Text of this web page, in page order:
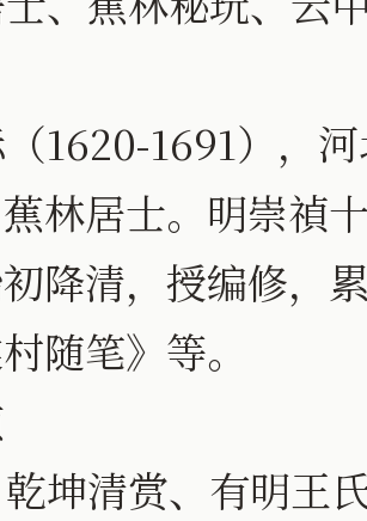
1620-1691），
林居士。明崇禎
降清，授编修，
随笔》等。
坤清赏、有明王